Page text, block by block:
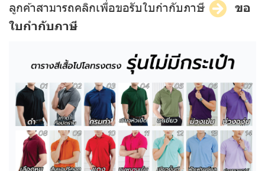
ลูกค้าสามารถคลิกเพื่อขอรับใบกำกับภาษี
ขอ
ใบกำกับภาษี